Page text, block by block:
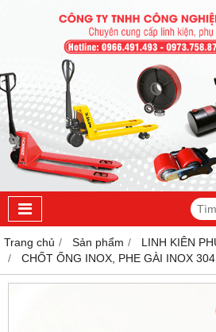
Trang chủ Sản phẩm
LINH KIÊN
CHỐT ỐNG INOX, PHE GÀI INOX 304